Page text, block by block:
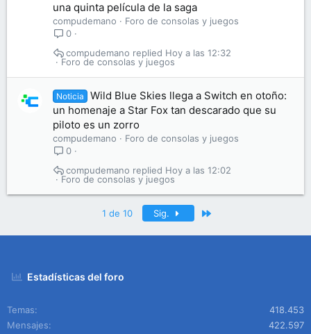
una quinta película de la saga
compudemano
Foro de consolas y juegos
0
Foro de consolas y juegos
Hoy a las 12:32
compudemano
Noticia
Wild Blue Skies llega a Switch en otoño:
un homenaje a Star Fox tan descarado que su
piloto es un zorro
compudemano
Foro de consolas y juegos
0
Foro de consolas y juegos
Hoy a las 12:02
compudemano
1 de 10 Sig.
Estadísticas del foro
Temas
418.453
Mensajes
422.597